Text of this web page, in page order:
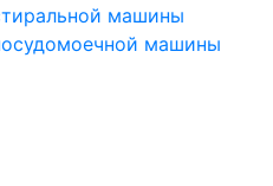
машины
машины